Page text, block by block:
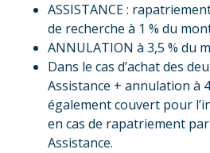
ASSISTANCE :
de recherche à 1 % du
ANNULATION à 3,5 % du
Dans le cas d’achat des
Assistance + annulation à
également couvert pour
en cas de rapatriement
Assistance.